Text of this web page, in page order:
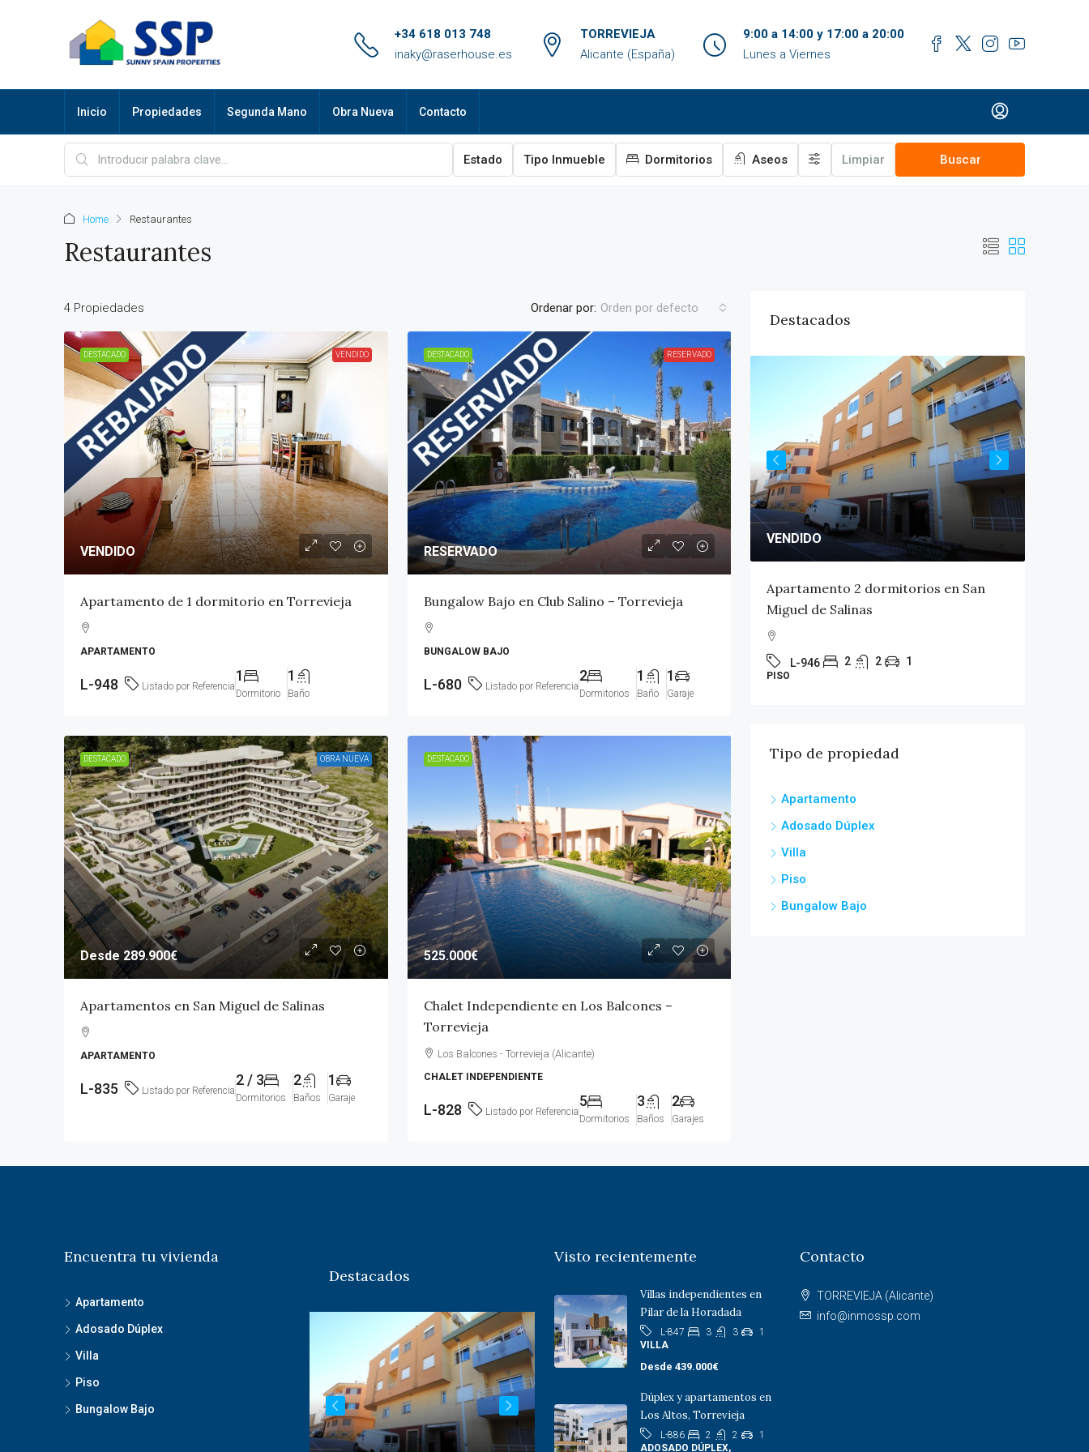
+34 618 013 748
inaky@raserhouse.es
TORREVIEJA
Alicante (España)
9:00 a 14:00 y 17:00 a 20:00
Lunes a Viernes
Inicio Propiedades Segunda Mano Obra Nueva Contacto
Estado Tipo Inmueble Dormitorios Aseos Limpiar Buscar
Home Restaurantes
Restaurantes
4 Propiedades Ordenar por: Orden por defecto
DESTACADO VENDIDO
VENDIDO
Apartamento de 1 dormitorio en Torrevieja
APARTAMENTO
L-948 Listado por Referencia
1
Dormitorio
1
Baño
DESTACADO RESERVADO
RESERVADO
Bungalow Bajo en Club Salino – Torrevieja
BUNGALOW BAJO
L-680 Listado por Referencia
2
Dormitorios
1
Baño
1
Garaje
DESTACADO OBRA NUEVA
Desde 289.900€
Apartamentos en San Miguel de Salinas
APARTAMENTO
L-835 Listado por Referencia
2 / 3
Dormitorios
2
Baños
1
Garaje
DESTACADO
525.000€
Chalet Independiente en Los Balcones –
Torrevieja
Los Balcones - Torrevieja (Alicante)
CHALET INDEPENDIENTE
L-828 Listado por Referencia
5
Dormitorios
3
Baños
2
Garajes
Destacados
VENDIDO
Torrevieja
APARTAMENTO
VENDIDO
Torrevieja
VENDIDO
Apartamento 2 dormitorios en San
Miguel de Salinas
L-946 2 2 1
PISO
Tipo de propiedad
Apartamento
Adosado Dúplex
Villa
Piso
Bungalow Bajo
Encuentra tu vivienda
Apartamento
Adosado Dúplex
Villa
Piso
Bungalow Bajo
Destacados
Visto recientemente
Villas independientes en
Pilar de la Horadada
L-847 3 3
1
VILLA
Desde 439.000€
Dúplex y apartamentos en
Los Altos, Torrevieja
L-886 2 2
1
ADOSADO DÚPLEX,
Contacto
TORREVIEJA (Alicante)
info@inmossp.com